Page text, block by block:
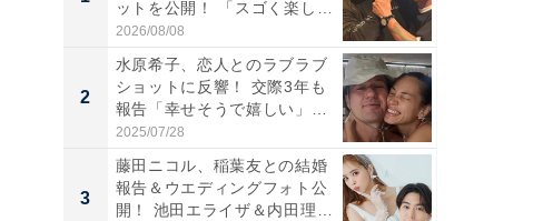
ットを公開！ 「スゴく楽し
そ...
2026/08/08
2
水原希子、恋人とのラブラブ
ショットに反響！ 交際3年も
報告「幸せそうで嬉しい」
「...
2025/07/28
3
藤田ニコル、稲葉友との結婚
報告＆ウエディングフォト公
開！ 池田エライザ＆内田理